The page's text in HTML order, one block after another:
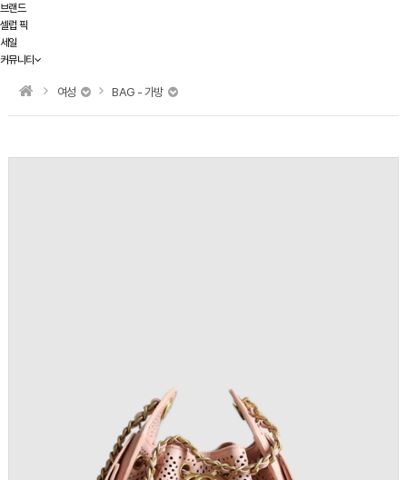
브랜드
셀럽 픽
세일
커뮤니티
여성 BAG - 가방